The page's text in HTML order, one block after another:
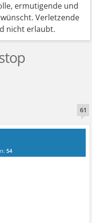
ermutigende und
Verletzende
nicht erlaubt.
61
54